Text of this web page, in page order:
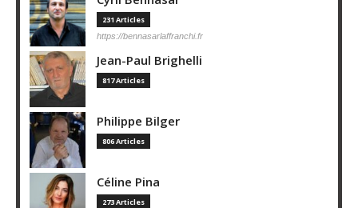
231 Articles
https://bennasarlaffranchi.fr
Jean-Paul Brighelli
817 Articles
Philippe Bilger
806 Articles
Céline Pina
273 Articles